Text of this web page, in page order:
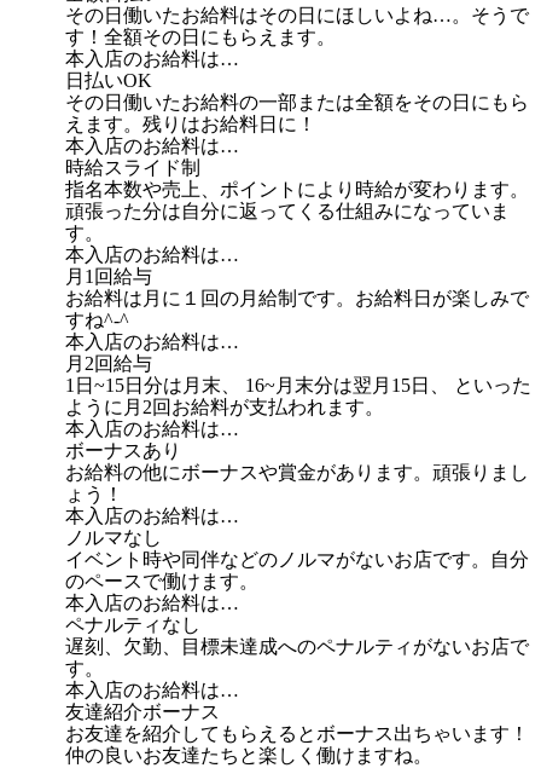
その日働いたお給料はその日にほしいよね…。そうで
す！全額その日にもらえます。
本入店のお給料は…
日払いOK
その日働いたお給料の一部または全額をその日にもら
えます。残りはお給料日に！
本入店のお給料は…
時給スライド制
指名本数や売上、ポイントにより時給が変わります。
頑張った分は自分に返ってくる仕組みになっていま
す。
本入店のお給料は…
月1回給与
お給料は月に１回の月給制です。お給料日が楽しみで
すね^-^
本入店のお給料は…
月2回給与
1日~15日分は月末、 16~月末分は翌月15日、 といった
ように月2回お給料が支払われます。
本入店のお給料は…
ボーナスあり
お給料の他にボーナスや賞金があります。頑張りまし
ょう！
本入店のお給料は…
ノルマなし
イベント時や同伴などのノルマがないお店です。自分
のペースで働けます。
本入店のお給料は…
ペナルティなし
遅刻、欠勤、目標未達成へのペナルティがないお店で
す。
本入店のお給料は…
友達紹介ボーナス
お友達を紹介してもらえるとボーナス出ちゃいます！
仲の良いお友達たちと楽しく働けますね。